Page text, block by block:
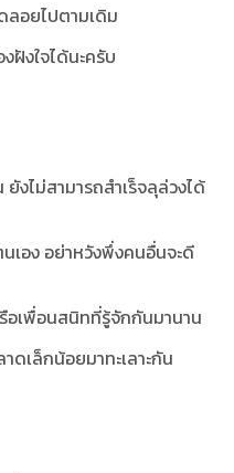
ลอยไปตามเดิม
ฝังใจได้นะครับ
งไม่สามารถสำเร็จลุล่วงได้
เอง อย่าหวังพึ่งคนอื่นจะดี
อเพื่อนสนิทที่รู้จักกันมานาน
เล็กน้อยมาทะเลาะกัน